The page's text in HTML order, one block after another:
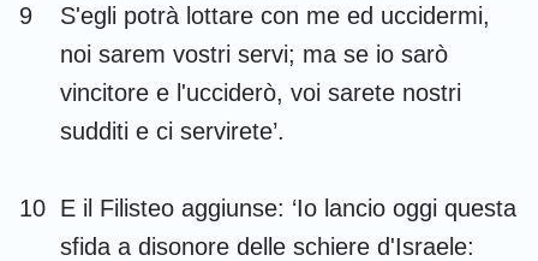
9
S'egli potrà lottare con me ed uccidermi,
noi sarem vostri servi; ma se io sarò
vincitore e l'ucciderò, voi sarete nostri
sudditi e ci servirete’.
10 E il Filisteo aggiunse: ‘Io lancio oggi questa
sfida a disonore delle schiere d'Israele: